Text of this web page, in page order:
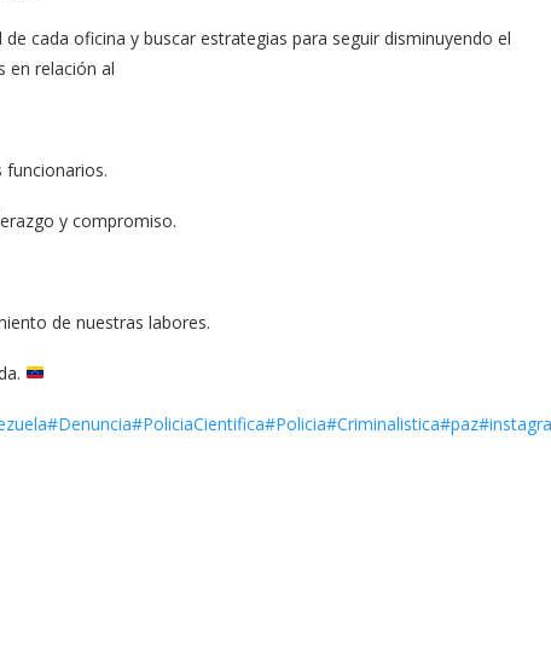
cada oficina y buscar estrategias para seguir disminuyendo el
en relación al
funcionarios.
y compromiso.
de nuestras labores.
#Denuncia#PoliciaCientifica#Policia#Criminalistica#paz